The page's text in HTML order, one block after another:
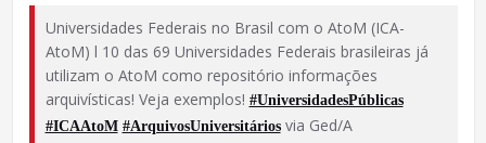
Universidades Federais no Brasil com o AtoM (ICA-
AtoM) l 10 das 69 Universidades Federais brasileiras já
utilizam o AtoM como repositório informações
arquivísticas! Veja exemplos! #UniversidadesPúblicas
#ICAAtoM #ArquivosUniversitáriosvia Ged/A